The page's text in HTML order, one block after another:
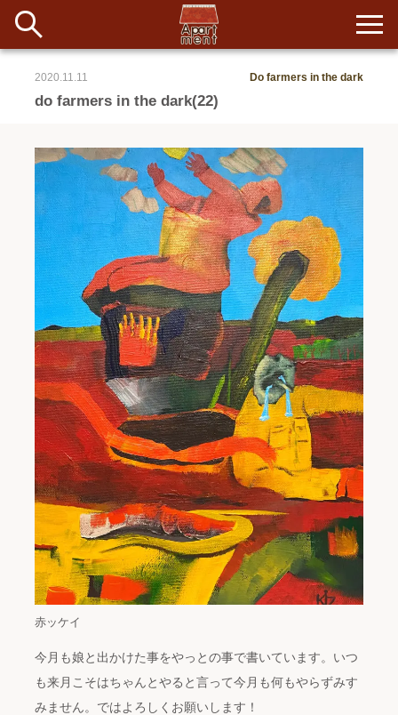
#アイデア #イベント #インド #エッセイ #ボツ #マルシェ
#旅
#日記 #暮らし #生活 #留学 #考え事 #音楽
イベント&ショップ
長期滞在者&more
アパートメントについて
寄付について
新着
配信
入居者一覧
do farmers in the dark(22)
2020.11.11 Do farmers in the dark
赤ッケイ
今月も娘と出かけた事をやっとの事で書いています。いつ
も来月こそはちゃんとやると言って今月も何もやらずみす
みません。ではよろしくお願いします！